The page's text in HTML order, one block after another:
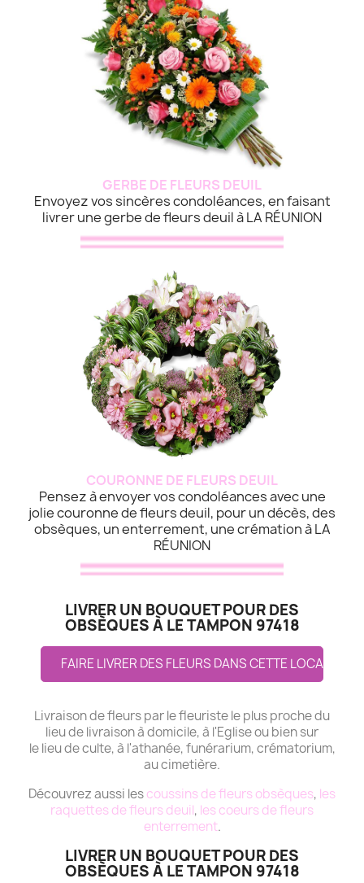
GERBE DE FLEURS DEUIL
Envoyez vos sincères condoléances, en faisant
livrer une gerbe de fleurs deuil à LA RÉUNION
COURONNE DE FLEURS DEUIL
Pensez à envoyer vos condoléances avec une
jolie couronne de fleurs deuil, pour un décès, des
obsèques, un enterrement, une crémation à LA
RÉUNION
LIVRER UN BOUQUET POUR DES
OBSÈQUES À LE TAMPON 97418
FAIRE LIVRER DES FLEURS DANS CETTE LOCALITE
Livraison de fleurs par le fleuriste le plus proche du
lieu de livraison à domicile, à l'Eglise ou bien sur
le lieu de culte, à l'athanée, funérarium, crématorium,
au cimetière.
Découvrez aussi lescoussins de fleurs obsèques, les
raquettes de fleurs deuil, les coeurs de fleurs
enterrement.
LIVRER UN BOUQUET POUR DES
OBSÈQUES À LE TAMPON 97418